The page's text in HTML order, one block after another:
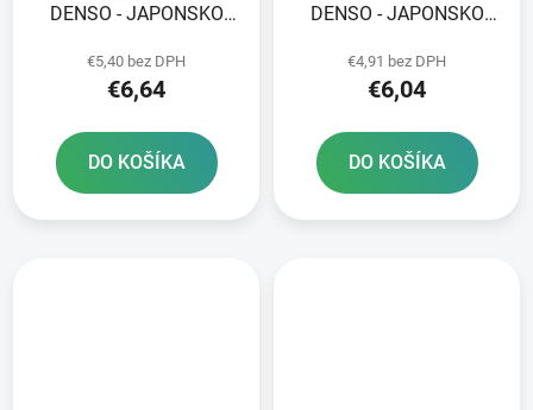
DENSO - JAPONSKO
STANDARD
€5,40 bez DPH
€6,64
DO KOŠÍKA
DENSO - JAPONSKO
STANDARD
€4,91 bez DPH
€6,04
DO KOŠÍKA